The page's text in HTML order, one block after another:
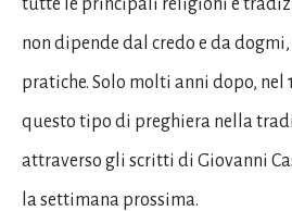
tutte le principali religioni e
non dipende dal credo e da
pratiche. Solo molti anni dopo, nel
questo tipo di preghiera nella
attraverso gli scritti di Giovanni
la settimana prossima.